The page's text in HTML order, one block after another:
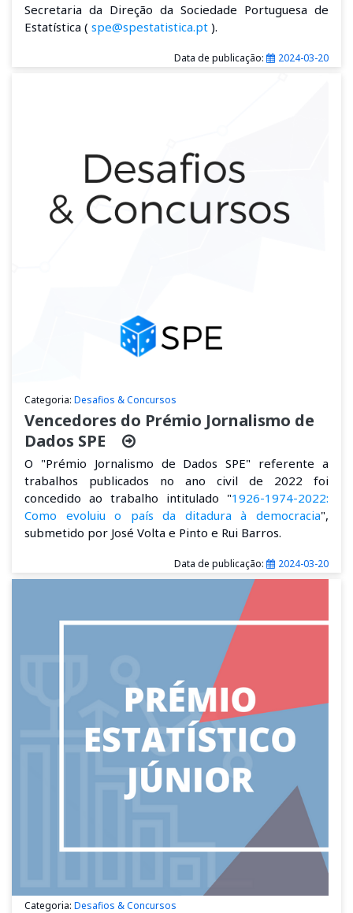
Secretaria da Direção da Sociedade Portuguesa de
Estatística ( spe@spestatistica.pt ).
Data de publicação: 2024-03-20
Categoria: Desafios & Concursos
Vencedores do Prémio Jornalismo de
Dados SPE
O "Prémio Jornalismo de Dados SPE" referente a
trabalhos publicados no ano civil de 2022 foi
concedido ao trabalho intitulado "1926-1974-2022:
Como evoluiu o país da ditadura à democracia",
submetido por José Volta e Pinto e Rui Barros.
Data de publicação: 2024-03-20
Categoria: Desafios & Concursos